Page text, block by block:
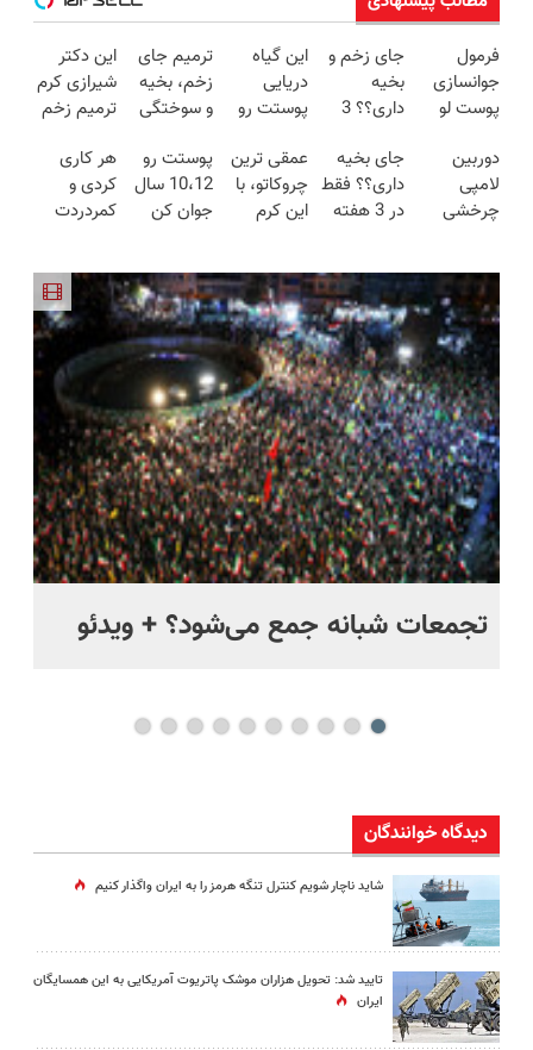
فرمول
جوانسازی
پوست لو
ضدچروک
جلبک با
تخفیف
جای زخم و
بخیه
داری؟؟ 3
محوش کن!
این گیاه
دریایی
پوستت رو
میکنه
انگار20سال
جوون شدی
خرید
ترمیم جای
زخم، بخیه
و سوختگی
هفته!!😍
این دکتر
شیرازی کرم
ترمیم زخم
ساخت!!!
دوربین
لامپی
چرخشی
حراج شد🔥
پرداخت
درب منزل
جای بخیه
داری؟؟ فقط
در 3 هفته
عمقی ترین
چروکاتو، با
این کرم
کن(50%
تخفیف
سفارش
فوری)
پوستت رو
10،12 سال
جوان کن
هر کاری
کردی و
کمردردت
پرسشنامه و
دریافت راه
حل
تجمعات شبانه جمع می‌شود؟ + ویدئو
دیدگاه خوانندگان
شاید ناچار شویم کنترل تنگه هرمز را به ایران واگذار کنیم
تایید شد: تحویل هزاران موشک پاتریوت آمریکایی به این همسایگان
ایران